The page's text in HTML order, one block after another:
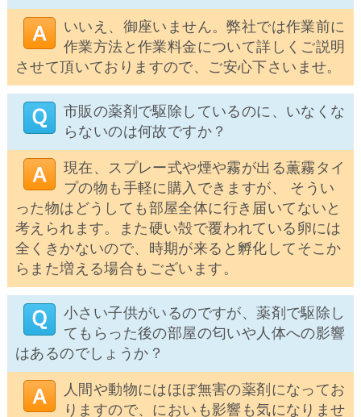
いいえ、御座いません。弊社では作業前に
作業方法と作業料金について詳しくご説明
させて頂いておりますので、ご安心下さいませ。
市販の薬剤で駆除しているのに、いなくな
らないのは何故ですか？
現在、スプレー式や煙や霧が出る薫霧タイ
プの物も手軽に購入できますが、 そうい
った物はどうしても部屋全体に行き届いてないと
考えられます。また硬い殻で覆われている卵には
全くきかないので、時期が来ると孵化してそこか
らまた増える場合もございます。
小さい子供がいるのですが、薬剤で駆除し
てもらった後の部屋の匂いや人体への影響
はあるのでしょうか？
人間や動物にはほぼ無害の薬剤になってお
りますので、においも影響も気になりませ